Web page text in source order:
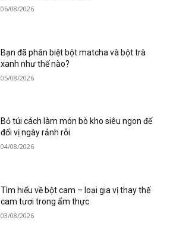
06/08/2026
Bạn đã phân biệt bột matcha và bột trà
xanh như thế nào?
05/08/2026
Bỏ túi cách làm món bò kho siêu ngon để
đổi vị ngày rảnh rỗi
04/08/2026
Tìm hiểu về bột cam – loại gia vị thay thế
cam tươi trong ẩm thực
03/08/2026